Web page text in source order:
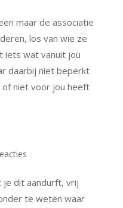
maar de associatie
los van wie ze
iets wat vanuit jou
daarbij niet beperkt
niet voor jou heeft
je dit aandurft, vrij
te weten waar